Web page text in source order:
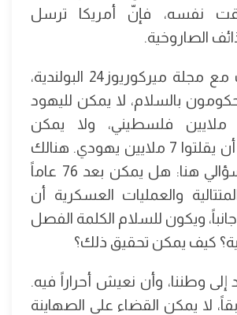
نفسه، فإنّ أمريكا ترسل
الصاروخية.
* في حوار لك مع مجلة ميركوريوز24 البولندية،
بالسلام، لا يمكن لليهود
أن يقتلوا 7 ملايين فلسطيني، ولا يمكن
للفلسطينيين أن يقلتوا 7 ملايين يهودي. هنالك
حد للجنون». سؤالي هنا: هل يمكن بعد 76 عاماً
والعمليات العسكرية أن
ويكون للسلام الكلمة الفصل
كيف يمكن تحقيق ذلك؟
إلى وطننا، وأن نعيش أحراراً فيه.
لا يمكن القضاء على الصهاينة